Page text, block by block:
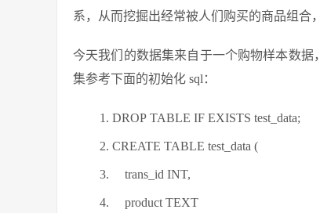
系，从而挖掘出经常被人们购买的商品组合
今天我们的数据集来自于一个购物样本数据
集参考下面的初始化 sql：
DROP TABLE IF EXISTS test_data;
CREATE TABLE test_data (
trans_id INT,
product TEXT